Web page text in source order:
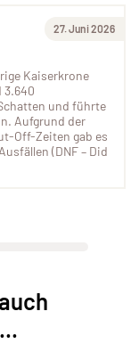
27. Juni 2026
Kaiserkrone
3.640
und führte
Aufgrund der
Off-Zeiten gab es
(DNF – Did